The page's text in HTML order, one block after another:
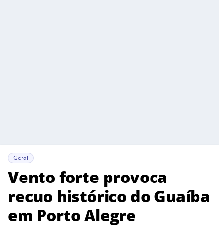
Geral
Vento forte provoca
recuo histórico do Guaíba
em Porto Alegre